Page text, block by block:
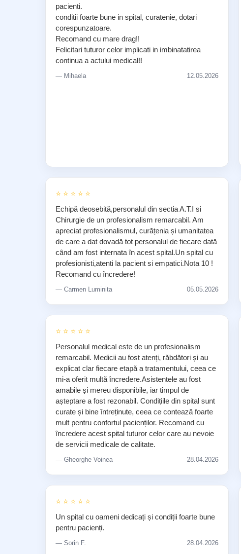
pacienti.
conditii foarte bune in spital, curatenie, dotari
corespunzatoare.
Recomand cu mare drag!!
Felicitari tuturor celor implicati in imbinatatirea
continua a actului medical!!
— Mihaela 12.05.2026
⭐ ⭐ ⭐ ⭐ ⭐
Echipă deosebită,personalul din sectia A.T.I si
Chirurgie de un profesionalism remarcabil. Am
apreciat profesionalismul, curățenia și umanitatea
de care a dat dovadă tot personalul de fiecare dată
când am fost internata în acest spital.Un spital cu
profesionisti,atenti la pacient si empatici.Nota 10 !
Recomand cu încredere!
— Carmen Luminita 05.05.2026
⭐ ⭐ ⭐ ⭐ ⭐
Personalul medical este de un profesionalism
remarcabil. Medicii au fost atenți, răbdători și au
explicat clar fiecare etapă a tratamentului, ceea ce
mi-a oferit multă încredere.Asistentele au fost
amabile și mereu disponibile, iar timpul de
așteptare a fost rezonabil. Condițiile din spital sunt
curate și bine întreținute, ceea ce contează foarte
mult pentru confortul pacienților. Recomand cu
încredere acest spital tuturor celor care au nevoie
de servicii medicale de calitate.
— Gheorghe Voinea 28.04.2026
⭐ ⭐ ⭐ ⭐ ⭐
Un spital cu oameni dedicați și condiții foarte bune
pentru pacienți.
— Sorin F. 28.04.2026